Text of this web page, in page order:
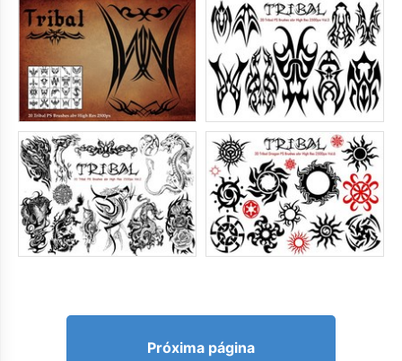
Próxima página